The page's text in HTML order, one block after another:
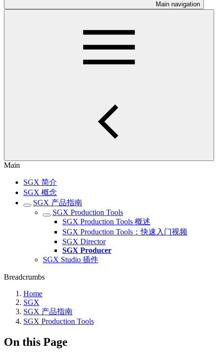
Main navigation
Main
SGX 简介
SGX 概念
SGX 产品指南
SGX Production Tools
SGX Production Tools 概述
SGX Production Tools：快速入门视频
SGX Director
SGX Producer
SGX Studio 插件
Breadcrumbs
Home
SGX
SGX 产品指南
SGX Production Tools
On this Page